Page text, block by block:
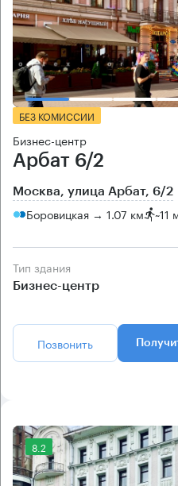
БЕЗ КОМИССИИ
Бизнес-центр
Арбат 6/2
Москва, улица Арбат, 6/2
Боровицкая → 1.07 км ~11
Тип здания
Бизнес-центр
Позвонить
8.2